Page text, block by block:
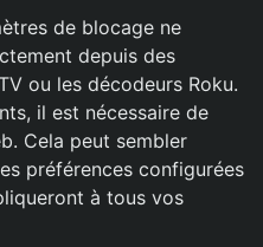
de blocage ne
depuis des
ou les décodeurs Roku.
il est nécessaire de
Cela peut sembler
préférences configurées
à tous vos